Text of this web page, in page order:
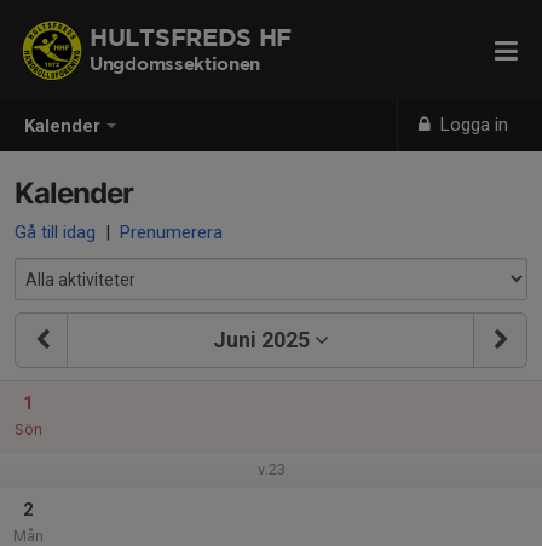
Kalender Logga in
HULTSFREDS HF
Ungdomssektionen
Kalender
Gå till idag | Prenumerera
Juni 2025
1
Sön
v.23
2
Mån